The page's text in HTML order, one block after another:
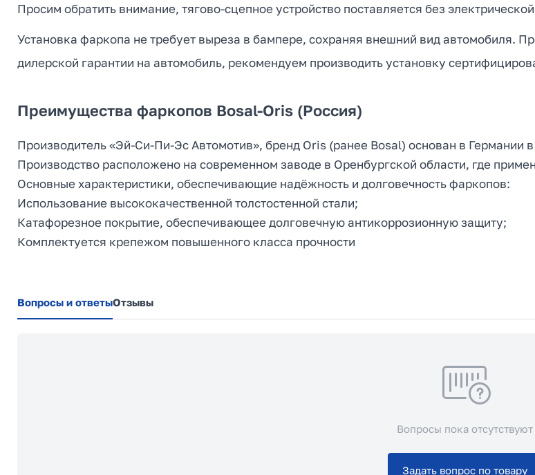
Просим обратить внимание, тягово-сцепное устройство поставляется без
Установка фаркопа не требует выреза в бампере, сохраняя внешний вид автомобиля.
дилерской гарантии на автомобиль, рекомендуем производить установку
Преимущества фаркопов Bosal-Oris (Россия)
Производитель «Эй-Си-Пи-Эс Автомотив», бренд Oris (ранее Bosal) основан в Германии
Производство расположено на современном заводе в Оренбургской области, где
Основные характеристики, обеспечивающие надёжность и долговечность фаркопов:
Использование высококачественной толстостенной стали;
Катафорезное покрытие, обеспечивающее долговечную антикоррозионную защиту;
Комплектуется крепежом повышенного класса прочности
Вопросы и ответыОтзывы
Вопросы пока отсутствуют
Задать вопрос по товару